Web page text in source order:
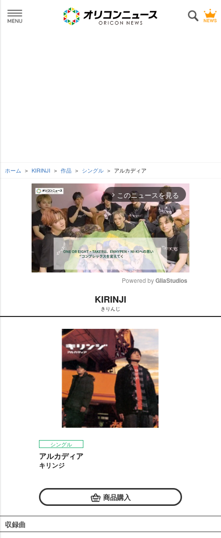
ホーム KIRINJI 作品 シングル アルカディア
arrow_forward_ios このニュースを見る
t
e
Powered by GliaStudios
KIRINJI
きりんじ
シングル
アルカディア
キリンジ
商品購入
収録曲